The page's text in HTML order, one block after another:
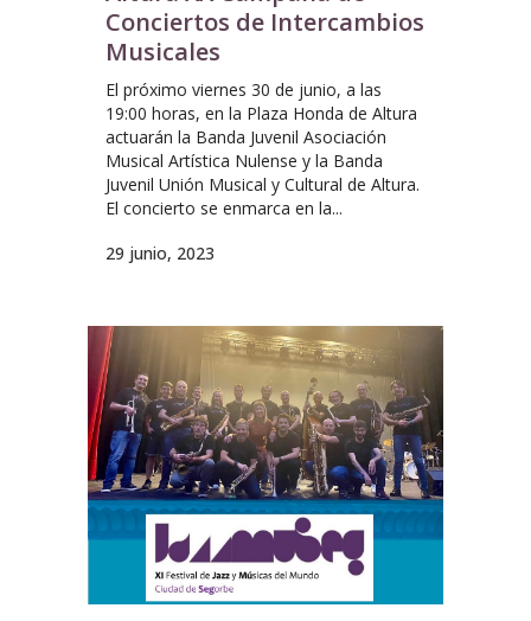
Conciertos de Intercambios
Musicales
El próximo viernes 30 de junio, a las
19:00 horas, en la Plaza Honda de Altura
actuarán la Banda Juvenil Asociación
Musical Artística Nulense y la Banda
Juvenil Unión Musical y Cultural de Altura.
El concierto se enmarca en la...
29 junio, 2023